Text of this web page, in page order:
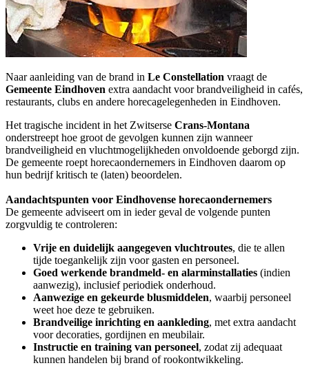
Naar aanleiding van de brand in Le Constellation vraagt de
Gemeente Eindhoven extra aandacht voor brandveiligheid in cafés,
restaurants, clubs en andere horecagelegenheden in Eindhoven.
Het tragische incident in het Zwitserse Crans-Montana
onderstreept hoe groot de gevolgen kunnen zijn wanneer
brandveiligheid en vluchtmogelijkheden onvoldoende geborgd zijn.
De gemeente roept horecaondernemers in Eindhoven daarom op
hun bedrijf kritisch te (laten) beoordelen.
Aandachtspunten voor Eindhovense horecaondernemers
De gemeente adviseert om in ieder geval de volgende punten
zorgvuldig te controleren:
Vrije en duidelijk aangegeven vluchtroutes, die te allen
tijde toegankelijk zijn voor gasten en personeel.
Goed werkende brandmeld- en alarminstallaties (indien
aanwezig), inclusief periodiek onderhoud.
Aanwezige en gekeurde blusmiddelen, waarbij personeel
weet hoe deze te gebruiken.
Brandveilige inrichting en aankleding, met extra aandacht
voor decoraties, gordijnen en meubilair.
Instructie en training van personeel, zodat zij adequaat
kunnen handelen bij brand of rookontwikkeling.